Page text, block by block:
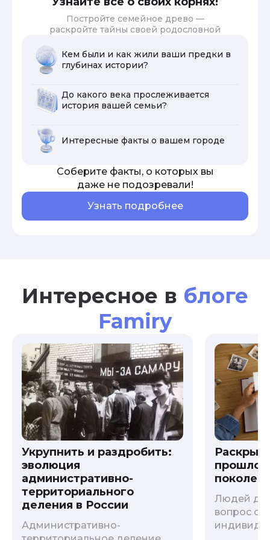
Постройте семейное древо —
раскройте тайны своей родословной
Кем были и как жили ваши предки в
глубинах истории?
До какого века прослеживается
история вашей семьи?
Интересные факты о вашем городе
Соберите факты, о которых вы
даже не подозревали!
Узнать подробнее
Интересное в блоге
Famiry
Укрупнить и раздробить:
эволюция
административно-
территориального
деления в России
Административно-
Людей
вопрос о